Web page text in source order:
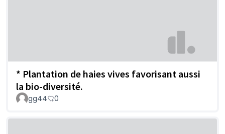
* Plantation de haies vives favorisant aussi
la bio-diversité.
gg44 0